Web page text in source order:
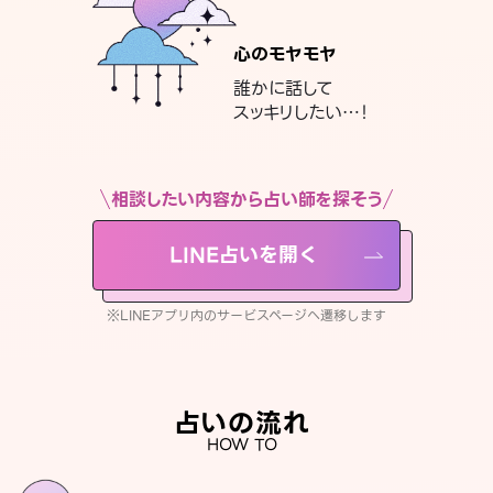
心のモヤモヤ
誰かに話して
スッキリしたい…！
相談したい内容から占い師を探そう
LINE占いを開く
※LINEアプリ内のサービスページへ遷移します
占いの流れ
HOW TO